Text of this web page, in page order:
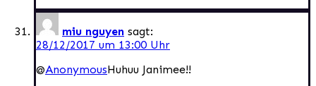
miu nguyen sagt:
28/12/2017 um 13:00 Uhr
@AnonymousHuhuu Janimee!!